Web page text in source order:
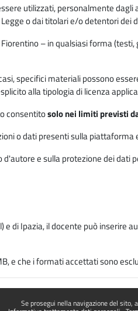
Se prosegui nella navigazione del sito,
utilizzati, personalmente
o dai titolari e/o detentori dei
– in qualsiasi forma
specifici materiali possono
alla tipologia di licenza
consentitosolo nei limiti previsti
o dati presenti sulla
e sulla protezione dei dati
di Ipazia, il docente può inserire
e che i formati accettati sono